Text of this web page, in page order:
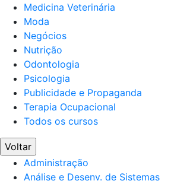
Medicina Veterinária
Moda
Negócios
Nutrição
Odontologia
Psicologia
Publicidade e Propaganda
Terapia Ocupacional
Todos os cursos
Voltar
Administração
Análise e Desenv. de Sistemas